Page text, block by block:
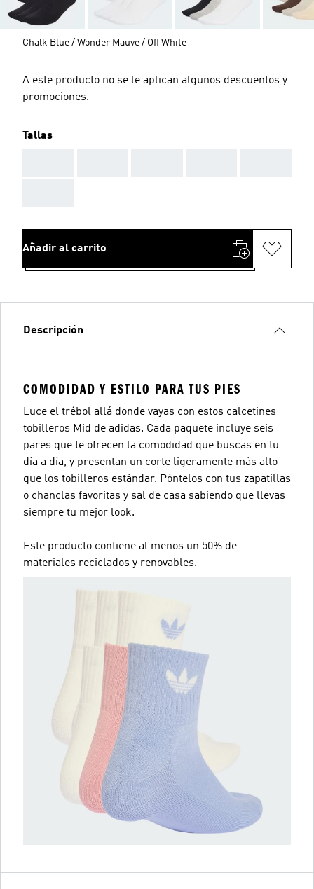
Chalk Blue / Wonder Mauve / Off White
A este producto no se le aplican algunos descuentos y
promociones.
Tallas
Añadir al carrito
Descripción
COMODIDAD Y ESTILO PARA TUS PIES
Luce el trébol allá donde vayas con estos calcetines
tobilleros Mid de adidas. Cada paquete incluye seis
pares que te ofrecen la comodidad que buscas en tu
día a día, y presentan un corte ligeramente más alto
que los tobilleros estándar. Póntelos con tus zapatillas
o chanclas favoritas y sal de casa sabiendo que llevas
siempre tu mejor look.
Este producto contiene al menos un 50% de
materiales reciclados y renovables.